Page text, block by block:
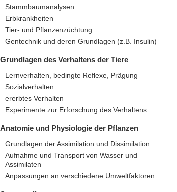
Stammbaumanalysen
Erbkrankheiten
Tier- und Pflanzenzüchtung
Gentechnik und deren Grundlagen (z.B. Insulin)
Grundlagen des Verhaltens der Tiere
Lernverhalten, bedingte Reflexe, Prägung
Sozialverhalten
ererbtes Verhalten
Experimente zur Erforschung des Verhaltens
Anatomie und Physiologie der Pflanzen
Grundlagen der Assimilation und Dissimilation
Aufnahme und Transport von Wasser und
Assimilaten
Anpassungen an verschiedene Umweltfaktoren